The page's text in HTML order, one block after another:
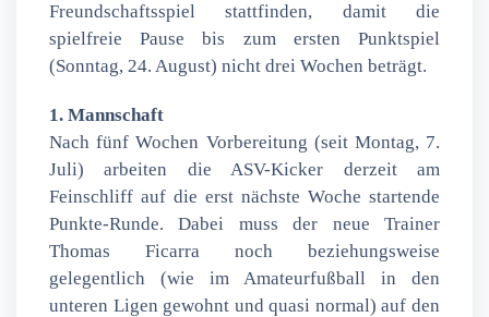
Freundschaftsspiel stattfinden, damit die
spielfreie Pause bis zum ersten Punktspiel
(Sonntag, 24. August) nicht drei Wochen beträgt.
1. Mannschaft
Nach fünf Wochen Vorbereitung (seit Montag, 7.
Juli) arbeiten die ASV-Kicker derzeit am
Feinschliff auf die erst nächste Woche startende
Punkte-Runde. Dabei muss der neue Trainer
Thomas Ficarra noch beziehungsweise
gelegentlich (wie im Amateurfußball in den
unteren Ligen gewohnt und quasi normal) auf den